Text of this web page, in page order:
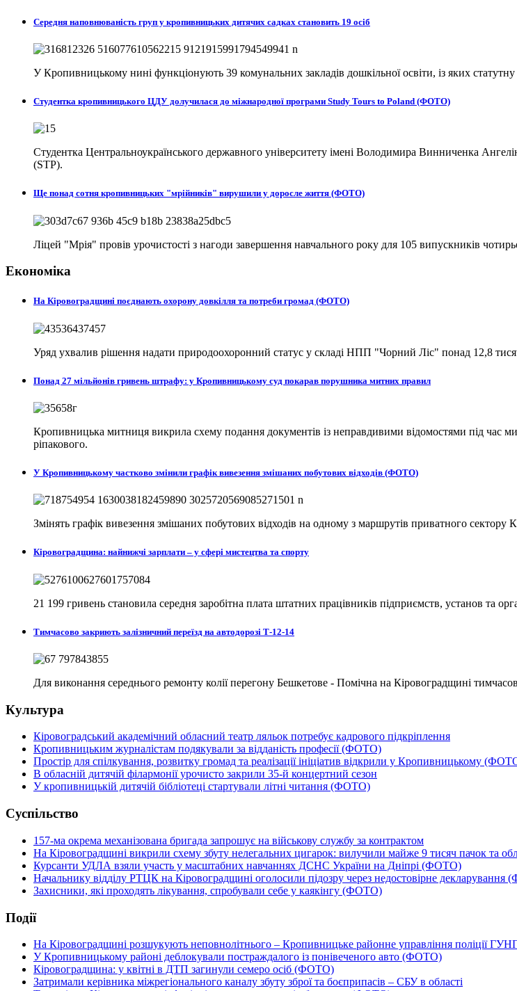
Середня наповнюваність груп у кропивницьких дитячих садках становить 19 осіб
У Кропивницькому нині функціонують 39 комунальних закладів дошкільної освіти, із яких статутну
Студентка кропивницького ЦДУ долучилася до міжнародної програми Study Tours to Poland (ФОТО)
Студентка Центральноукраїнського державного університету імені Володимира Винниченка
(STP).
Ще понад сотня кропивницьких "мрійників" вирушили у доросле життя (ФОТО)
Ліцей "Мрія" провів урочистості з нагоди завершення навчального року для 105 випускників
Економіка
На Кіровоградщині поєднають охорону довкілля та потреби громад (ФОТО)
Уряд ухвалив рішення надати природоохоронний статус у складі НПП "Чорний Ліс" понад 12,8 тисячі
Понад 27 мільйонів гривень штрафу: у Кропивницькому суд покарав порушника митних правил
Кропивницька митниця викрила схему подання документів із неправдивими відомостями під час
ріпакового.
У Кропивницькому частково змінили графік вивезення змішаних побутових відходів (ФОТО)
Змінять графік вивезення змішаних побутових відходів на одному з маршрутів приватного сектору
Кіровоградщина: найнижчі зарплати – у сфері мистецтва та спорту
21 199 гривень становила середня заробітна плата штатних працівників підприємств, установ та
Тимчасово закриють залізничний переїзд на автодорозі Т-12-14
Для виконання середнього ремонту колії перегону Бешкетове - Помічна на Кіровоградщині
Культура
Кіровоградський академічний обласний театр ляльок потребує кадрового підкріплення
Кропивницьким журналістам подякували за відданість професії (ФОТО)
Простір для спілкування, розвитку громад та реалізації ініціатив відкрили у Кропивницькому
В обласній дитячій філармонії урочисто закрили 35-й концертний сезон
У кропивницькій дитячій бібліотеці стартували літні читання (ФОТО)
Суспільство
157-ма окрема механізована бригада запрошує на військову службу за контрактом
На Кіровоградщині викрили схему збуту нелегальних цигарок: вилучили майже 9 тисяч пачок та
Курсанти УДЛА взяли участь у масштабних навчаннях ДСНС України на Дніпрі (ФОТО)
Начальнику відділу РТЦК на Кіровоградщині оголосили підозру через недостовірне
Захисники, які проходять лікування, спробували себе у каякінгу (ФОТО)
Події
На Кіровоградщині розшукують неповнолітнього – Кропивницьке районне управління поліції
У Кропивницькому районі деблокували постраждалого із понівеченого авто (ФОТО)
Кіровоградщина: у квітні в ДТП загинули семеро осіб (ФОТО)
Затримали керівника міжрегіонального каналу збуту зброї та боєприпасів – СБУ в області